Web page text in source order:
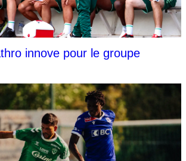
innove pour le groupe